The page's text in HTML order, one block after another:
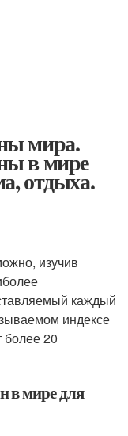
мира.
в мире
отдыха.
изучив
каждый
индексе
более 20
в мире для